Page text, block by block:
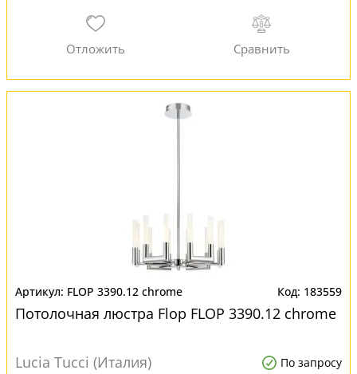
FLOP 3390.12 chrome 183559
Потолочная люстра Flop FLOP 3390.12 chrome
Lucia Tucci (Италия) По запросу